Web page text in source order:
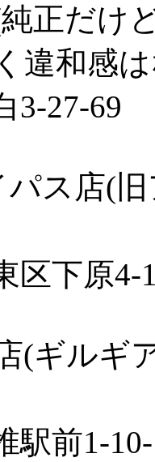
正だけ
違和感
3-27-69
ス店(旧
区下原4-
(ギルギ
駅前1-